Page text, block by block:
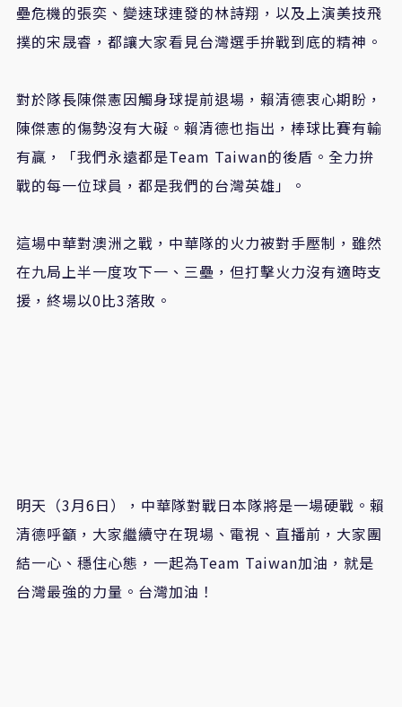
壘危機的張奕、變速球連發的林詩翔，以及上演美技飛
撲的宋晟睿，都讓大家看見台灣選手拚戰到底的精神。
對於隊長陳傑憲因觸身球提前退場，賴清德衷心期盼，
陳傑憲的傷勢沒有大礙。賴清德也指出，棒球比賽有輸
有贏，「我們永遠都是Team Taiwan的後盾。全力拚
戰的每一位球員，都是我們的台灣英雄」。
這場中華對澳洲之戰，中華隊的火力被對手壓制，雖然
在九局上半一度攻下一、三壘，但打擊火力沒有適時支
援，終場以0比3落敗。
明天（3月6日），中華隊對戰日本隊將是一場硬戰。賴
清德呼籲，大家繼續守在現場、電視、直播前，大家團
結一心、穩住心態，一起為Team Taiwan加油，就是
台灣最強的力量。台灣加油！